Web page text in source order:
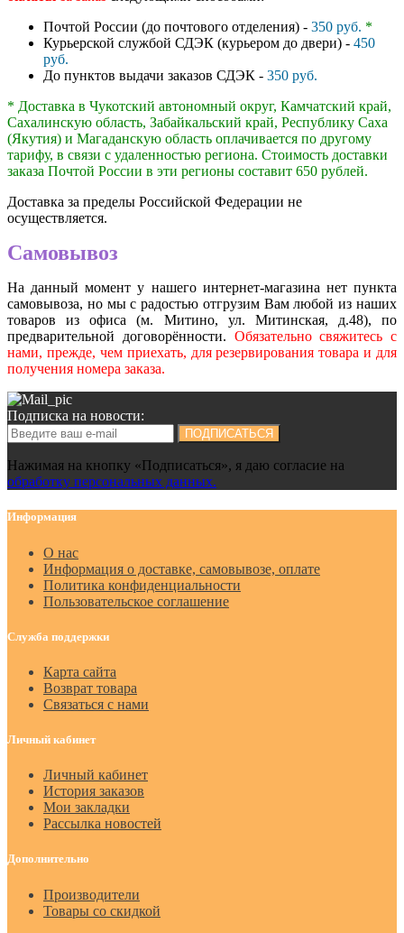
Почтой России (до почтового отделения) - 350 руб. *
Курьерской службой СДЭК (курьером до двери) - 450
руб.
До пунктов выдачи заказов СДЭК - 350 руб.
* Доставка в Чукотский автономный округ, Камчатский край,
Сахалинскую область, Забайкальский край, Республику Саха
(Якутия) и Магаданскую область оплачивается по другому
тарифу, в связи с удаленностью региона. Стоимость доставки
заказа Почтой России в эти регионы составит 650 рублей.
Доставка за пределы Российской Федерации не
осуществляется.
Самовывоз
На данный момент у нашего интернет-магазина нет пункта
самовывоза, но мы с радостью отгрузим Вам любой из наших
товаров из офиса (м. Митино, ул. Митинская, д.48), по
предварительной договорённости. Обязательно свяжитесь с
нами, прежде, чем приехать, для резервирования товара и для
получения номера заказа.
Подписка на новости:
ПОДПИСАТЬСЯ
Нажимая на кнопку «Подписаться», я даю cогласие на
обработку персональных данных.
Информация
О нас
Информация о доставке, самовывозе, оплате
Политика конфиденциальности
Пользовательское соглашение
Служба поддержки
Карта сайта
Возврат товара
Связаться с нами
Личный кабинет
Личный кабинет
История заказов
Мои закладки
Рассылка новостей
Дополнительно
Производители
Товары со скидкой